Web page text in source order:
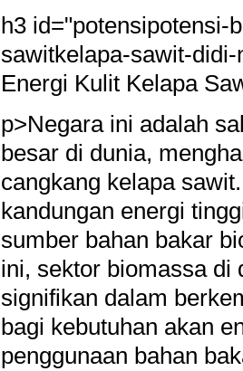
h3 id="potensipotensi-
sawitkelapa-sawit-
Energi Kulit Kelapa
p>Negara ini adalah
besar di dunia,
cangkang kelapa
kandungan energi
sumber bahan bakar
ini, sektor biomassa di
signifikan dalam
bagi kebutuhan akan
penggunaan bahan